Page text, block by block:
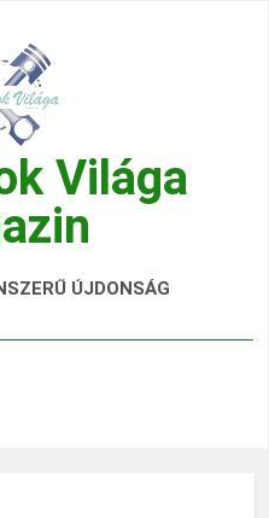
Világa
ÚJDONSÁG